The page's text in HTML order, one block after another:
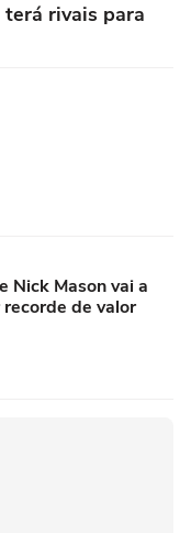
rivais para
Nick Mason vai a
de valor